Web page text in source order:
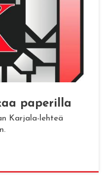
pa­pe­ril­la
Karjala-lehteä